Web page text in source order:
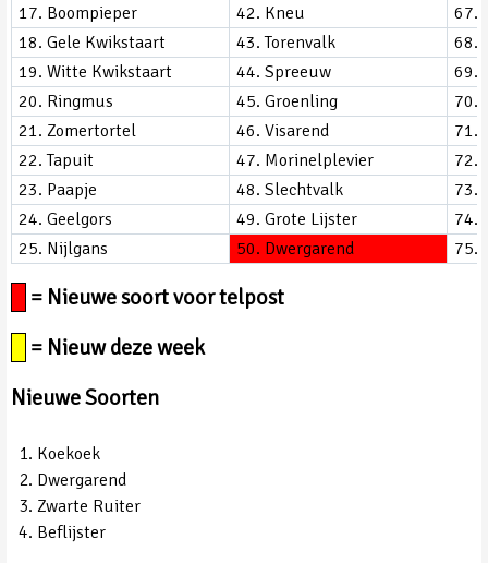
17. Boompieper
42. Kneu
67.
18. Gele Kwikstaart
43. Torenvalk
68.
19. Witte Kwikstaart
44. Spreeuw
69.
20. Ringmus
45. Groenling
70.
21. Zomertortel
46. Visarend
71.
22. Tapuit
47. Morinelplevier
72.
23. Paapje
48. Slechtvalk
73.
24. Geelgors
49. Grote Lijster
74.
25. Nijlgans
50. Dwergarend 75.
= Nieuwe soort voor telpost
= Nieuw deze week
Nieuwe Soorten
Koekoek
Dwergarend
Zwarte Ruiter
Beflijster